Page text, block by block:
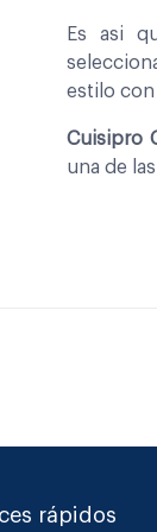
Es asi
estilo
Cuisipro
una de
rápidos